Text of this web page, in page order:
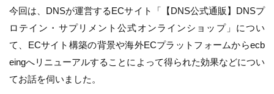
今回は、DNSが運営するECサイト「【DNS公式通販】DNSプ
ロテイン・サプリメント公式オンラインショップ」につい
て、ECサイト構築の背景や海外ECプラットフォームからecb
eingへリニューアルすることによって得られた効果などについ
てお話を伺いました。